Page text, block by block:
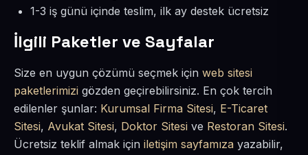
1-3 iş günü içinde teslim, ilk ay destek ücretsiz
İlgili Paketler ve Sayfalar
Size en uygun çözümü seçmek için web sitesi
paketlerimizi gözden geçirebilirsiniz. En çok tercih
edilenler şunlar: Kurumsal Firma Sitesi, E-Ticaret
Sitesi, Avukat Sitesi, Doktor Sitesi ve Restoran Sitesi.
Ücretsiz teklif almak için iletişim sayfamıza yazabilir,